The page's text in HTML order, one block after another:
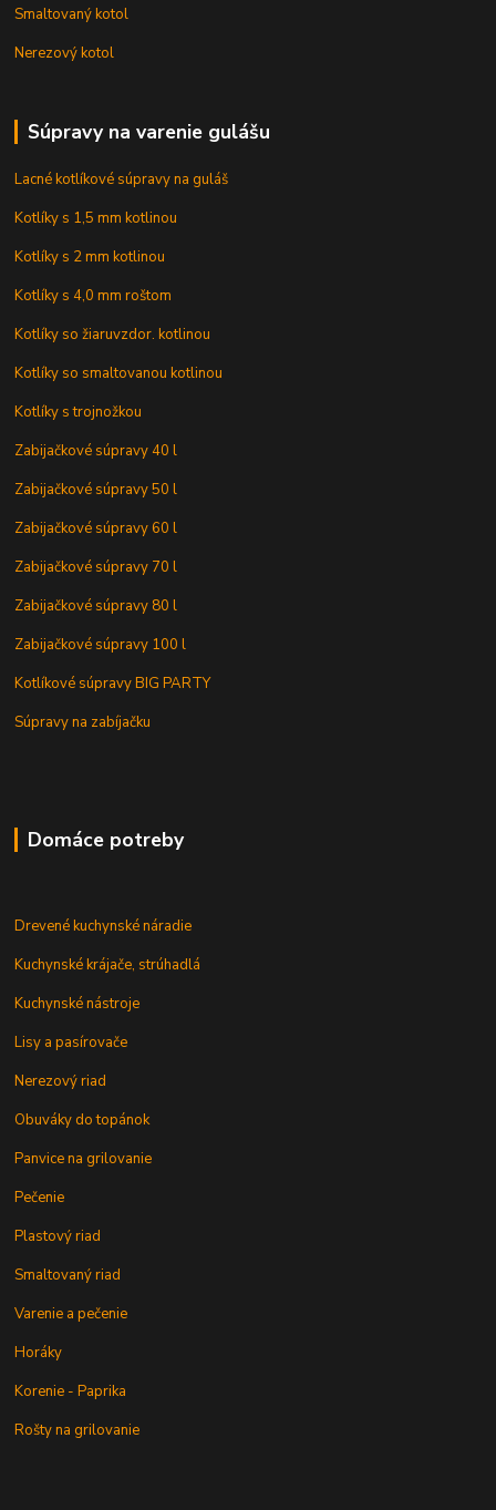
Smaltovaný kotol
Nerezový kotol
Súpravy na varenie gulášu
Lacné kotlíkové súpravy na guláš
Kotlíky s 1,5 mm kotlinou
Kotlíky s 2 mm kotlinou
Kotlíky s 4,0 mm roštom
Kotlíky so žiaruvzdor. kotlinou
Kotlíky so smaltovanou kotlinou
Kotlíky s trojnožkou
Zabijačkové súpravy 40 l
Zabijačkové súpravy 50 l
Zabijačkové súpravy 60 l
Zabijačkové súpravy 70 l
Zabijačkové súpravy 80 l
Zabijačkové súpravy 100 l
Kotlíkové súpravy BIG PARTY
Súpravy na zabíjačku
Domáce potreby
Drevené kuchynské náradie
Kuchynské krájače, strúhadlá
Kuchynské nástroje
Lisy a pasírovače
Nerezový riad
Obuváky do topánok
Panvice na grilovanie
Pečenie
Plastový riad
Smaltovaný riad
Varenie a pečenie
Horáky
Korenie - Paprika
Rošty na grilovanie